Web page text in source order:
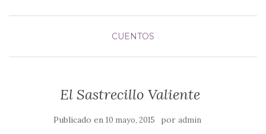
CUENTOS
El Sastrecillo Valiente
Publicado en 10 mayo, 2015 por admin